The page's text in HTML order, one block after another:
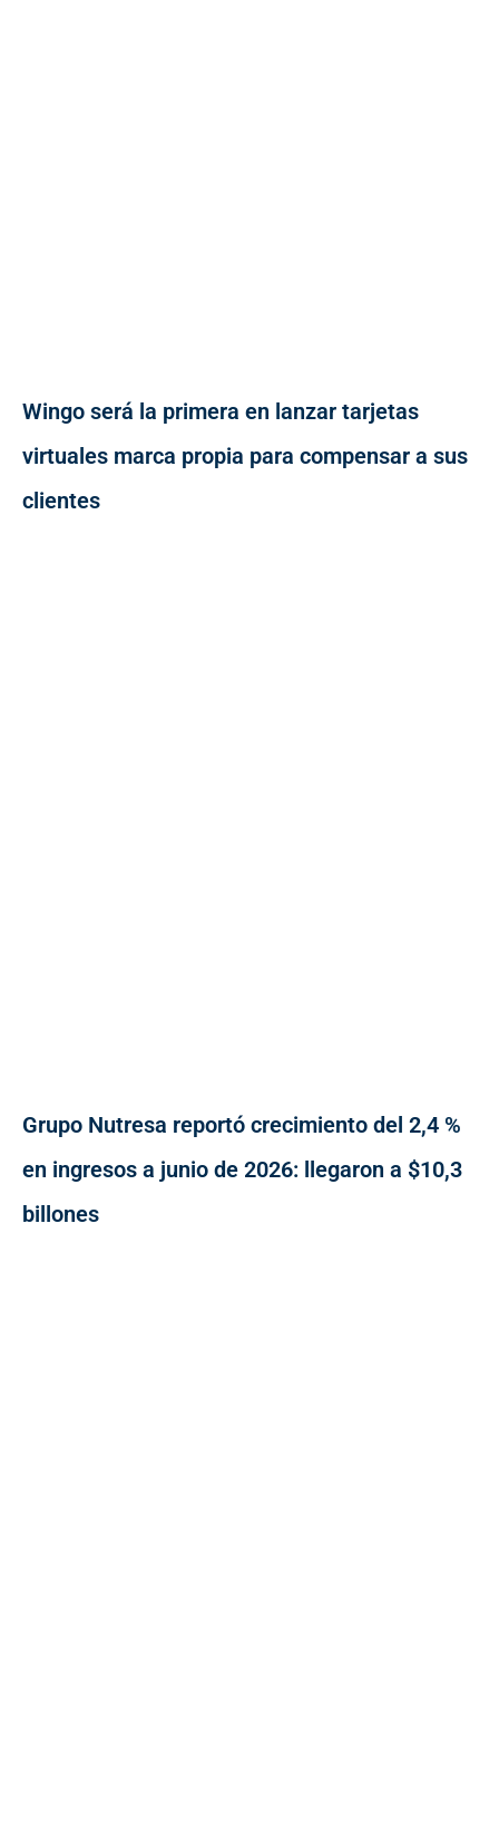
Wingo será la primera en lanzar tarjetas
virtuales marca propia para compensar a sus
clientes
Grupo Nutresa reportó crecimiento del 2,4 %
en ingresos a junio de 2026: llegaron a $10,3
billones